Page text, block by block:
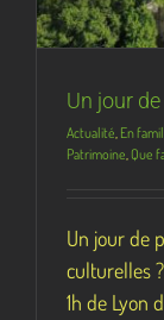
Un jour
Actualité, En
Patrimoine, Que
Un jour de
culturelles
1h de Lyon